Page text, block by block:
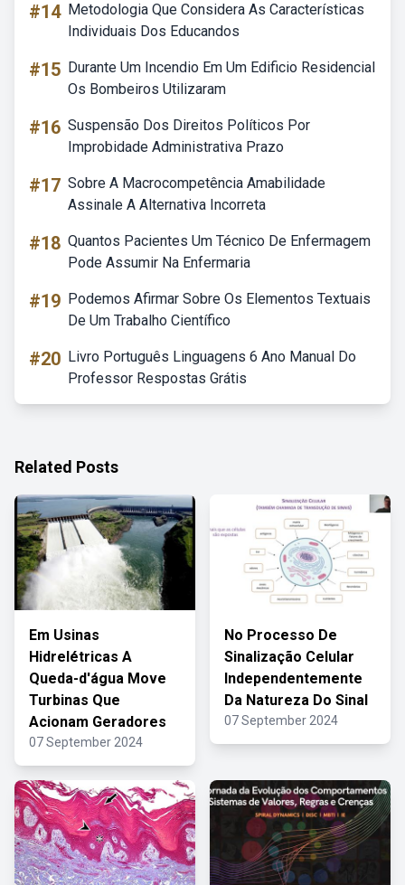
#14 Metodologia Que Considera As Características
Individuais Dos Educandos
#15 Durante Um Incendio Em Um Edificio Residencial
Os Bombeiros Utilizaram
#16 Suspensão Dos Direitos Políticos Por
Improbidade Administrativa Prazo
#17 Sobre A Macrocompetência Amabilidade
Assinale A Alternativa Incorreta
#18 Quantos Pacientes Um Técnico De Enfermagem
Pode Assumir Na Enfermaria
#19 Podemos Afirmar Sobre Os Elementos Textuais
De Um Trabalho Científico
#20 Livro Português Linguagens 6 Ano Manual Do
Professor Respostas Grátis
Related Posts
Em Usinas
Hidrelétricas A
Queda-d'água Move
Turbinas Que
Acionam Geradores
07 September 2024
No Processo De
Sinalização Celular
Independentemente
Da Natureza Do Sinal
07 September 2024